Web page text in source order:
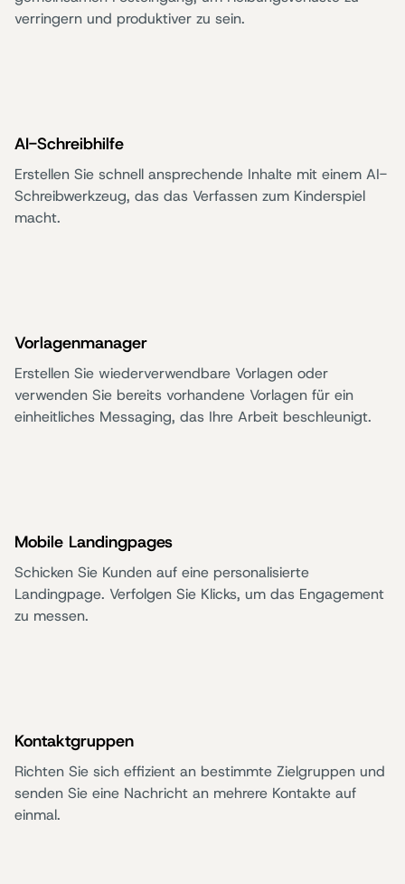
verringern und produktiver zu sein.
AI-Schreibhilfe
Erstellen Sie schnell ansprechende Inhalte mit einem AI-
Schreibwerkzeug, das das Verfassen zum Kinderspiel
macht.
Vorlagenmanager
Erstellen Sie wiederverwendbare Vorlagen oder
verwenden Sie bereits vorhandene Vorlagen für ein
einheitliches Messaging, das Ihre Arbeit beschleunigt.
Mobile Landingpages
Schicken Sie Kunden auf eine personalisierte
Landingpage. Verfolgen Sie Klicks, um das Engagement
zu messen.
Kontaktgruppen
Richten Sie sich effizient an bestimmte Zielgruppen und
senden Sie eine Nachricht an mehrere Kontakte auf
einmal.